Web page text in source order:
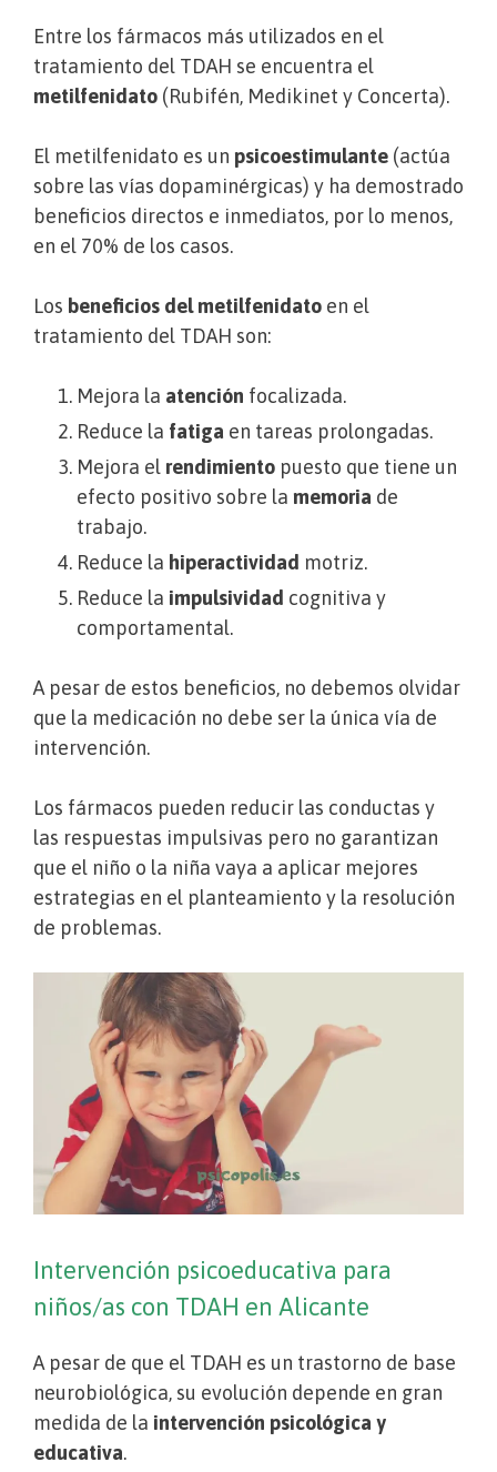
Entre los fármacos más utilizados en el
tratamiento del TDAH se encuentra el
metilfenidato (Rubifén, Medikinet y Concerta).
El metilfenidato es un psicoestimulante (actúa
sobre las vías dopaminérgicas) y ha demostrado
beneficios directos e inmediatos, por lo menos,
en el 70% de los casos.
Los beneficios del metilfenidato en el
tratamiento del TDAH son:
Mejora la atención focalizada.
Reduce la fatiga en tareas prolongadas.
Mejora el rendimientopuesto que tiene un
efecto positivo sobre la memoria de
trabajo.
Reduce la hiperactividad motriz.
Reduce la impulsividad cognitiva y
comportamental.
A pesar de estos beneficios, no debemos olvidar
que la medicación no debe ser la única vía de
intervención.
Los fármacos pueden reducir las conductas y
las respuestas impulsivas pero no garantizan
que el niño o la niña vaya a aplicar mejores
estrategias en el planteamiento y la resolución
de problemas.
Intervención psicoeducativa para
niños/as con TDAH en Alicante
A pesar de que el TDAH es un trastorno de base
neurobiológica, su evolución depende en gran
medida de la intervención psicológica y
educativa.